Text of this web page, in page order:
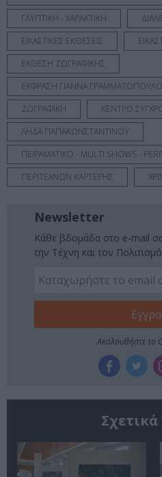
ΓΛΥΠΤΙΚΗ - ΧΑΡΑΚΤΙΚΗ
ΕΙΚΑΣΤΙΚΕΣ ΕΚΘΕΣΕΙΣ
ΕΚΘΕΣΗ ΖΩΓΡΑΦΙΚΗΣ
ΕΚΦΡΑΣΗ ΓΙΑΝΝΑ
ΖΩΓΡΑΦΙΚΗ
ΚΕΝΤΡΟ
ΛΗΔΑ ΠΑΠΑΚΩΝΣΤΑΝΤΙΝΟΥ
ΠΕΙΡΑΜΑΤΙΚΟ - MULTI SHOWS -
ΠΕΡΙΤΕΧΝΩΝ ΚΑΡΤΕΡΗΣ
Newsletter
Κάθε βδομάδα στο e-mail
την Τέχνη και τον
Ακολουθήστε το